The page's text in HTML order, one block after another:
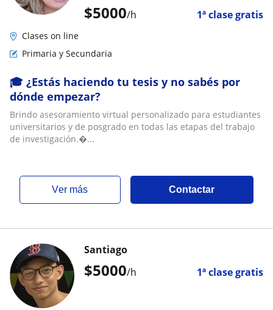
$5000/h 1ª clase gratis
Clases on line
Primaria y Secundaria
🎓 ¿Estás haciendo tu tesis y no sabés por
dónde empezar?
Brindo asesoramiento virtual personalizado para estudiantes
universitarios y de posgrado en todas las etapas del trabajo
de investigación.�...
ver más Contactar
$5000/h 1ª clase gratis
Santiago